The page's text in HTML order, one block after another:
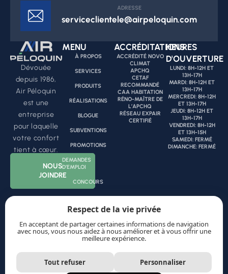
ADRESSE
serviceclientele@airpeloquin.com
Dévouée
depuis 1986,
Air Péloquin
est une
entreprise
pour laquelle
votre confort
tient à cœur.
NOUS
JOINDRE
MENU
À PROPOS
SERVICES
PRODUITS
RÉALISATIONS
BLOGUE
SUBVENTIONS
PROMOTIONS
DEMANDES
D’EMPLOI
CONCOURS
ACCRÉDITATIONS
ACCRÉDITÉ NOVO
CLIMAT
APCHQ
CETAF
RECOMMANDÉ
CAA HABITATION
RÉNO-MAÎTRE DE
L’APCHQ
RÉSEAU EXPAIR
CERTIFIÉ
HEURES
D'OUVERTURE
LUNDI: 8H-12H ET
13H-17H
MARDI: 8H-12H ET
13H-17H
MERCREDI: 8H-12H
ET 13H-17H
JEUDI: 8H-12H ET
13H-17H
VENDREDI: 8H-12H
ET 13H-15H
SAMEDI: FERMÉ
DIMANCHE: FERMÉ
ENTREPRENUR CERTIFIÉ
Respect de la vie privée
En acceptant de partager certaines informations de navigation
avec nous, vous nous aidez à nous améliorer et à vous offrir une
meilleure expérience.
Tout refuser Personnaliser